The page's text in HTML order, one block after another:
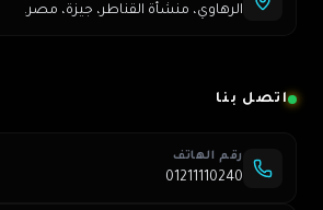
الرهاوي، منشأة القناطر، جيزة، مصر.
اتصل بنا
رقم الهاتف
01211110240